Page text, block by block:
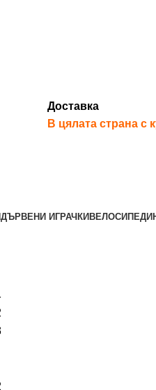
Доставка
В цялата страна с
ДЪРВЕНИ ИГРАЧКИ ВЕЛОСИПЕДИ